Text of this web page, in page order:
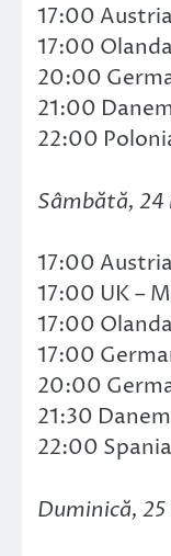
17:00
17:00
20:00
21:00
22:00
Sâmbătă, 24
17:00
17:00 UK –
17:00
17:00
20:00
21:30
22:00
Duminică,